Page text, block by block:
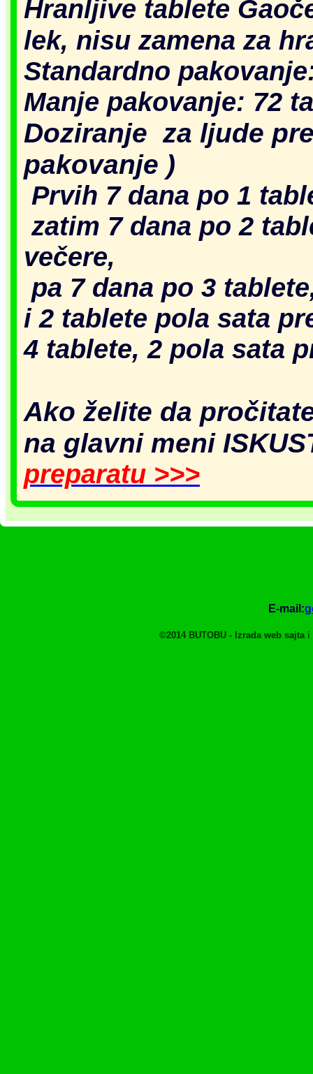
Hranljive tablete
lek, nisu zamena za
Standardno pakovanje
Manje pakovanje: 72
Doziranje za ljude
pakovanje )
Prvih 7 dana po 1
zatim 7 dana po 2
večere,
pa 7 dana po 3
i 2 tablete pola sata
4 tablete, 2 pola sata
Ako želite da
na glavni meni
preparatu >>>
E-mail:
©2014 BUTOBU - Izrada web